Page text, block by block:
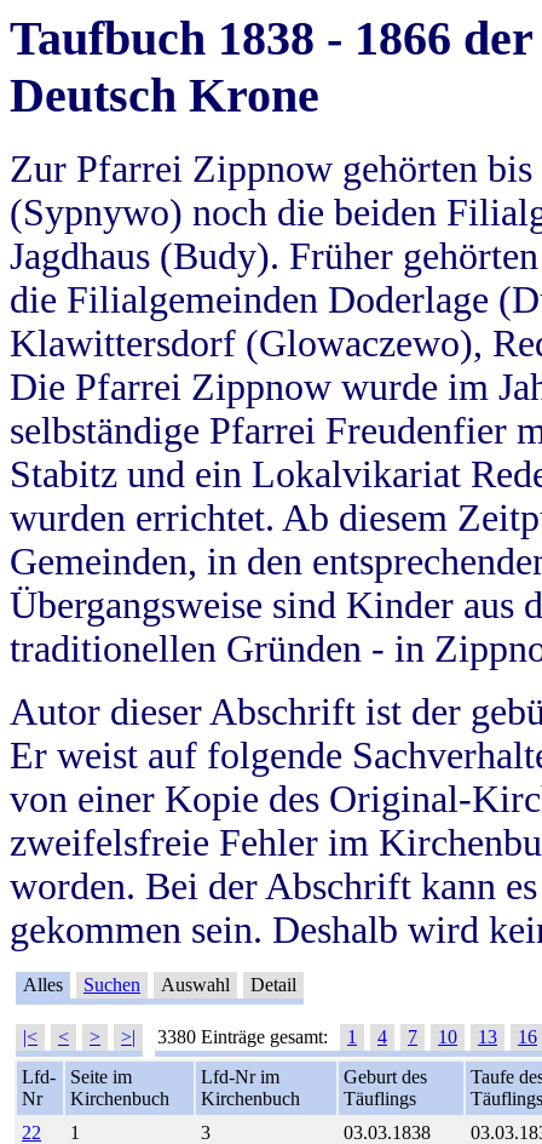
Taufbuch 1838 - 1866
Deutsch Krone
Zur Pfarrei Zippnow gehörten
(Sypnywo) noch die beiden
Jagdhaus (Budy). Früher
die Filialgemeinden Doderlage
Klawittersdorf (Glowaczewo),
Die Pfarrei Zippnow wurde im
selbständige Pfarrei Freudenfier
Stabitz und ein Lokalvikariat
wurden errichtet. Ab diesem
Gemeinden, in den
Übergangsweise sind Kinder aus
traditionellen Gründen - in
Autor dieser Abschrift ist der
Er weist auf folgende
von einer Kopie des Original-
zweifelsfreie Fehler im
worden. Bei der Abschrift kann
gekommen sein. Deshalb wird
Alles Suchen Auswahl Detail
|< < > >| 3380 Einträge gesamt: 1 4 7 10 13
16
Lfd-
Nr
Seite im
Kirchenbuch
Lfd-Nr im
Kirchenbuch
Geburt des
Täuflings
Taufe
Täuflings
22
1 3 03.03.1838